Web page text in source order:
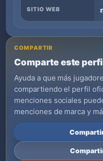
SITIO WEB
COMPARTIR
Comparte este
Ayuda a que más
compartiendo el perfil
menciones sociales
menciones de marca y